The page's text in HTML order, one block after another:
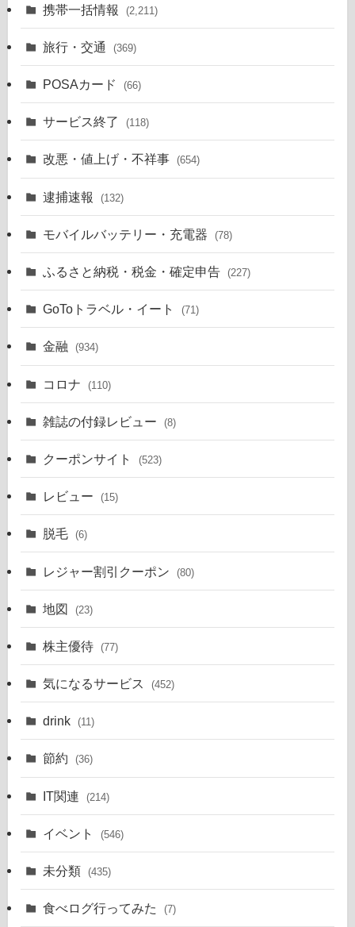
携帯一括情報 (2,211)
旅行・交通 (369)
POSAカード (66)
サービス終了 (118)
改悪・値上げ・不祥事 (654)
逮捕速報 (132)
モバイルバッテリー・充電器 (78)
ふるさと納税・税金・確定申告 (227)
GoToトラベル・イート (71)
金融 (934)
コロナ (110)
雑誌の付録レビュー (8)
クーポンサイト (523)
レビュー (15)
脱毛 (6)
レジャー割引クーポン (80)
地図 (23)
株主優待 (77)
気になるサービス (452)
drink (11)
節約 (36)
IT関連 (214)
イベント (546)
未分類 (435)
食べログ行ってみた (7)